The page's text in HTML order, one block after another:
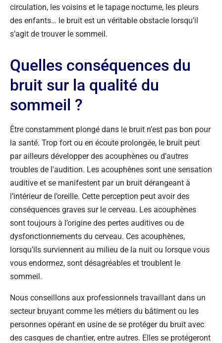
circulation, les voisins et le tapage nocturne, les pleurs
des enfants… le bruit est un véritable obstacle lorsqu’il
s’agit de trouver le sommeil.
Quelles conséquences du
bruit sur la qualité du
sommeil ?
Être constamment plongé dans le bruit n’est pas bon pour
la santé. Trop fort ou en écoute prolongée, le bruit peut
par ailleurs développer des acouphènes ou d’autres
troubles de l'audition. Les acouphènes sont une sensation
auditive et se manifestent par un bruit dérangeant à
l’intérieur de l’oreille. Cette perception peut avoir des
conséquences graves sur le cerveau. Les acouphènes
sont toujours à l’origine des pertes auditives ou de
dysfonctionnements du cerveau. Ces acouphènes,
lorsqu’ils surviennent au milieu de la nuit ou lorsque vous
vous endormez, sont désagréables et troublent le
sommeil.
Nous conseillons aux professionnels travaillant dans un
secteur bruyant comme les métiers du bâtiment ou les
personnes opérant en usine de se protéger du bruit avec
des casques de chantier, entre autres. Elles se protégeront